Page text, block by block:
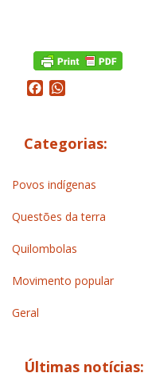
Facebook
Categorias:
Povos indígenas
Questões da terra
Quilombolas
Movimento popular
Geral
Últimas notícias: